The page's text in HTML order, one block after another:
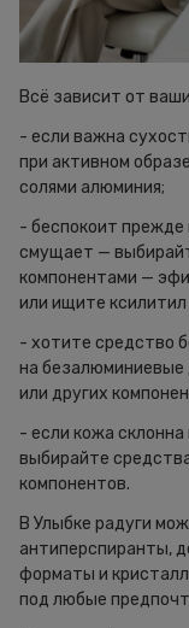
Всё зависит от
- если важна
при активном
солями алюминия;
- беспокоит прежде
смущает —
компонентами —
или ищите ксилитил
- хотите средство
на безалюминиевые
или других
- если кожа
выбирайте
компонентов.
В Улыбке радуги
антиперспиранты,
форматы и
под любые